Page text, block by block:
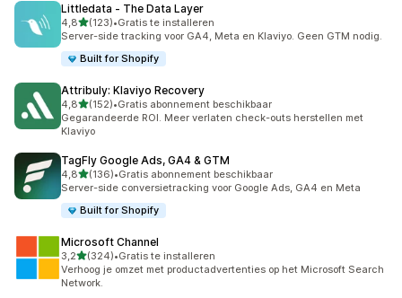
Littledata ‑ The Data Layer
4,8van 5 sterren
(123)
123 recensies in totaal
•Gratis te installeren
Server-side tracking voor GA4, Meta en Klaviyo. Geen GTM nodig.
Built for Shopify
Attribuly: Klaviyo Recovery
4,8van 5 sterren
(152)
152 recensies in totaal
•Gratis abonnement beschikbaar
Gegarandeerde ROI. Meer verlaten check-outs herstellen met
Klaviyo
TagFly Google Ads, GA4 & GTM
4,8van 5 sterren
(136)
136 recensies in totaal
•Gratis abonnement beschikbaar
Server-side conversietracking voor Google Ads, GA4 en Meta
Built for Shopify
Microsoft Channel
3,2van 5 sterren
(324)
324 recensies in totaal
•Gratis te installeren
Verhoog je omzet met productadvertenties op het Microsoft Search
Network.